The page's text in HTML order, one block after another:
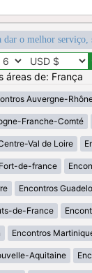
dar o melhor
áreas de: França
Auvergne-
Franche-Comté
Val de Loire
de-france
Encontros
de-France
Encontros
Aquitaine